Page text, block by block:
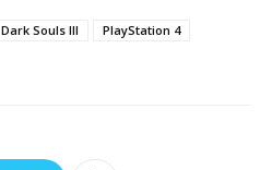
Dark Souls III
PlayStation 4